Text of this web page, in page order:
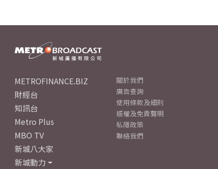
METROFINANCE.BIZ
財經台
知訊台
Metro Plus
MBO TV
新城八大家
新城動力
關於我們
廣告查詢
使用條款及細則
版權及免責聲明
私隱政策
聯絡我們